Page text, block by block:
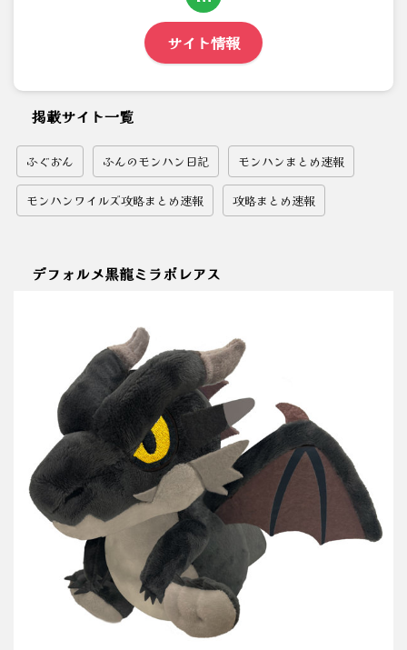
サイト情報
掲載サイト一覧
ふぐおん ふんのモンハン日記 モンハンまとめ速報
モンハンワイルズ攻略まとめ速報 攻略まとめ速報
デフォルメ黒龍ミラボレアス